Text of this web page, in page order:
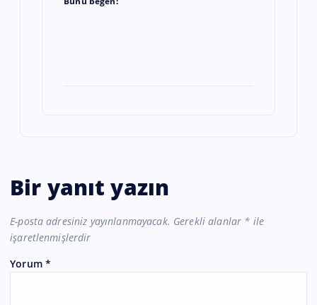
Bir yanıt yazın
E-posta adresiniz yayınlanmayacak. Gerekli alanlar * ile
işaretlenmişlerdir
Yorum *